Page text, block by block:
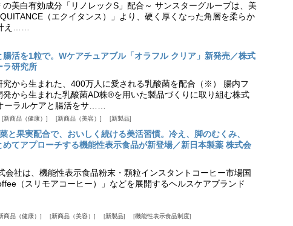
の美白有効成分「リノレックS」配合～ サンスターグループは、美
（エクイタンス）」より、硬く厚くなった角層を柔らか
え……
腸活を1粒で。Wケアチュアブル「オラフル クリア」新発売／株式
ラ研究所
究から生まれた、400万人に愛される乳酸菌を配合（※） 腸内フ
発から生まれた乳酸菌AD株®を用いた製品づくりに取り組む株式
ーラルケアと腸活をサ……
新商品（健康） 新商品（美容） 新製品
と果実配合で、おいしく続ける美活習慣。冷え、脚のむくみ、
めてアプローチする機能性表示食品が新登場／新日本製薬 株式会
会社は、機能性表示食品粉末・顆粒インスタントコーヒー市場国
（スリモアコーヒー）」などを展開するヘルスケアブランド
商品（健康） 新商品（美容） 新製品 機能性表示食品制度